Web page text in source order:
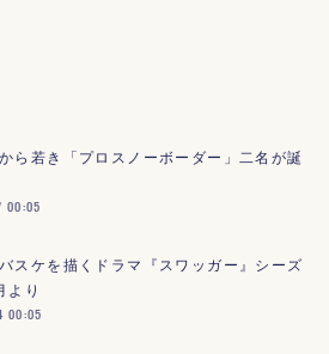
ら若き「プロスノーボーダー」二名が誕
00:05
スケを描くドラマ『スワッガー』シーズ
より
00:05